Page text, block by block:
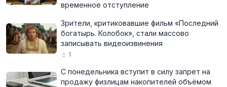
временное отступление
Зрители, критиковавшие фильм «Последний
богатырь. Колобок», стали массово
записывать видеоизвинения
1
С понедельника вступит в силу запрет на
продажу физлицам накопителей объёмом